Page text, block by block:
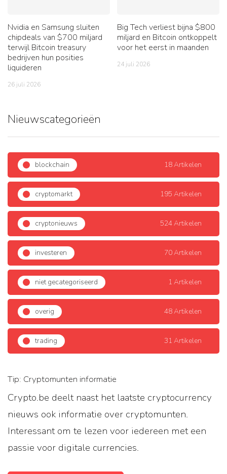
Nvidia en Samsung sluiten
chipdeals van $700 miljard
terwijl Bitcoin treasury
bedrijven hun posities
liquideren
26 juli 2026
Big Tech verliest bijna $800
miljard en Bitcoin ontkoppelt
voor het eerst in maanden
24 juli 2026
Nieuwscategorieën
blockchain 18 Artikelen
cryptomarkt 195 Artikelen
cryptonieuws 524 Artikelen
investeren 70 Artikelen
niet gecategoriseerd 1 Artikelen
overig 48 Artikelen
trading 31 Artikelen
Tip: Cryptomunten informatie
Crypto.be deelt naast het laatste cryptocurrency
nieuws ook informatie over cryptomunten.
Interessant om te lezen voor iedereen met een
passie voor digitale currencies.